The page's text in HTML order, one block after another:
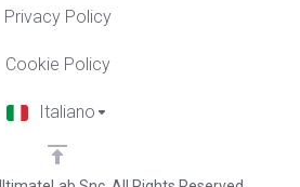
Privacy Policy
Cookie Policy
Italiano